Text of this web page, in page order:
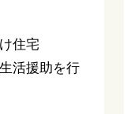
住宅
活援助を行